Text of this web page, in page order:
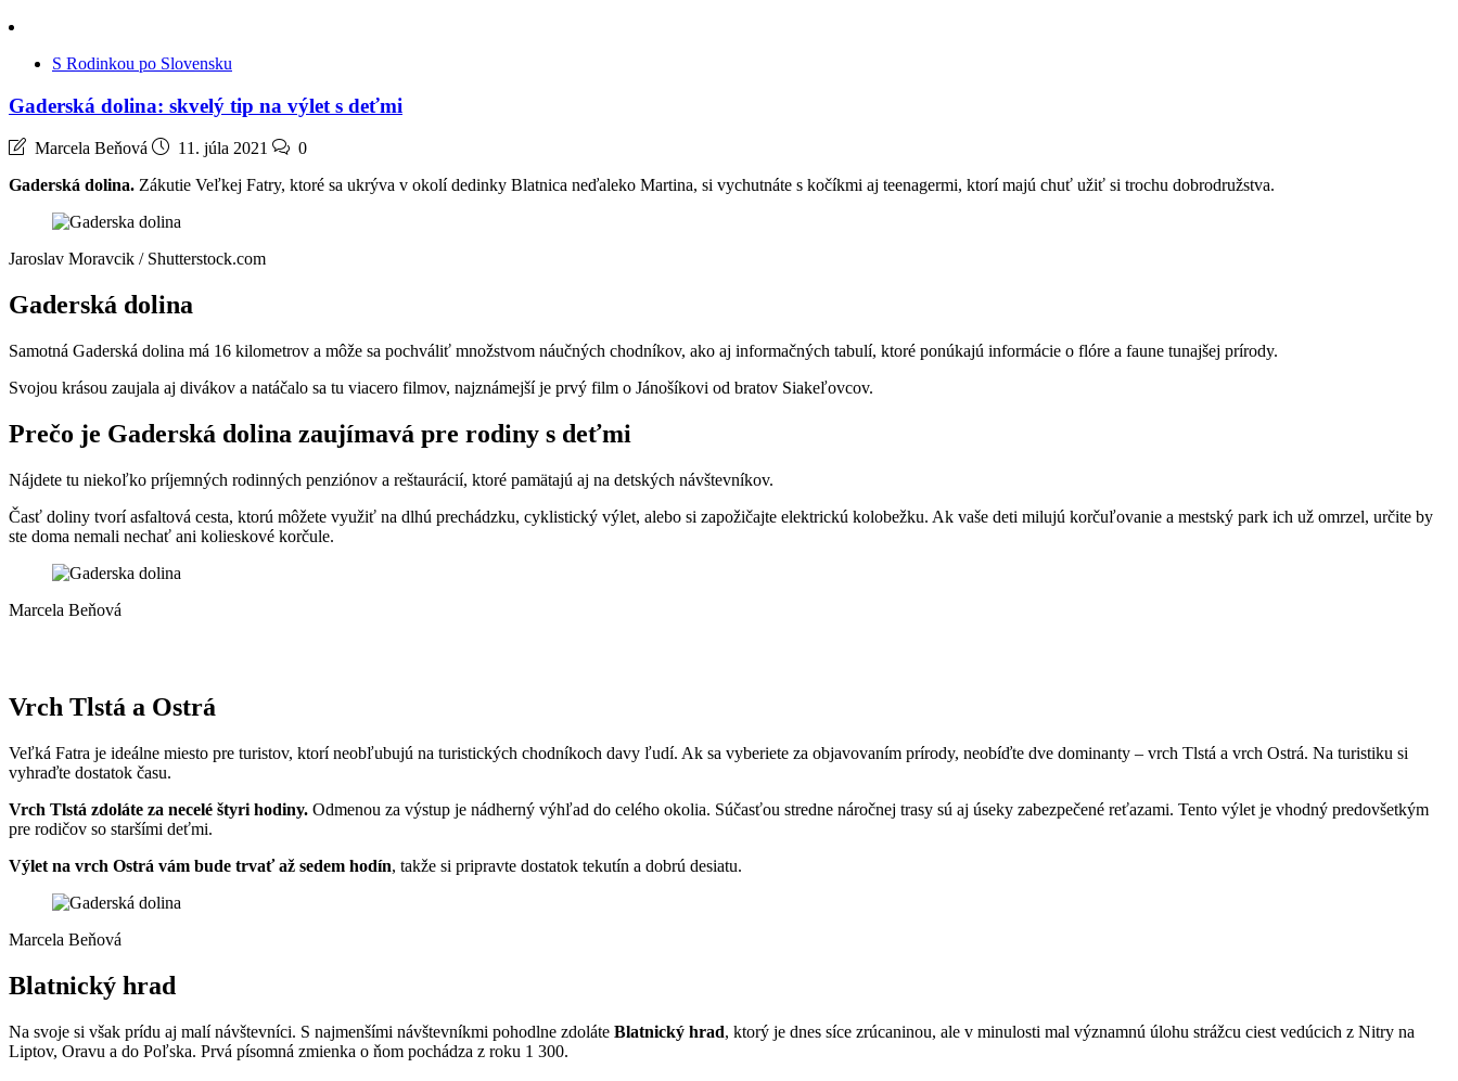
S Rodinkou po Slovensku
Gaderská dolina: skvelý tip na výlet s deťmi
Marcela Beňová 11. júla 2021
0
Gaderská dolina. Zákutie Veľkej Fatry, ktoré sa ukrýva v okolí dedinky Blatnica neďaleko Martina, si vychutnáte s kočíkmi aj teenagermi, ktorí majú chuť užiť si trochu dobrodružstva.
Jaroslav Moravcik / Shutterstock.com
Gaderská dolina
Samotná Gaderská dolina má 16 kilometrov a môže sa pochváliť množstvom náučných chodníkov, ako aj informačných tabulí, ktoré ponúkajú informácie o flóre a faune tunajšej prírody.
Svojou krásou zaujala aj divákov a natáčalo sa tu viacero filmov, najznámejší je prvý film o Jánošíkovi od bratov Siakeľovcov.
Prečo je Gaderská dolina zaujímavá pre rodiny s deťmi
Nájdete tu niekoľko príjemných rodinných penziónov a reštaurácií, ktoré pamätajú aj na detských návštevníkov.
Časť doliny tvorí asfaltová cesta, ktorú môžete využiť na dlhú prechádzku, cyklistický výlet, alebo si zapožičajte elektrickú kolobežku. Ak vaše deti milujú korčuľovanie a mestský park ich už omrzel, určite by
ste doma nemali nechať ani kolieskové korčule.
Marcela Beňová
Vrch Tlstá a Ostrá
Veľká Fatra je ideálne miesto pre turistov, ktorí neobľubujú na turistických chodníkoch davy ľudí. Ak sa vyberiete za objavovaním prírody, neobíďte dve dominanty – vrch Tlstá a vrch Ostrá. Na turistiku si
vyhraďte dostatok času.
Vrch Tlstá zdoláte za necelé štyri hodiny. Odmenou za výstup je nádherný výhľad do celého okolia. Súčasťou stredne náročnej trasy sú aj úseky zabezpečené reťazami. Tento výlet je vhodný predovšetkým
pre rodičov so staršími deťmi.
Výlet na vrch Ostrá vám bude trvať až sedem hodín, takže si pripravte dostatok tekutín a dobrú desiatu.
Marcela Beňová
Blatnický hrad
Na svoje si však prídu aj malí návštevníci. S najmenšími návštevníkmi pohodlne zdoláte Blatnický hrad, ktorý je dnes síce zrúcaninou, ale v minulosti mal významnú úlohu strážcu ciest vedúcich z Nitry na
Liptov, Oravu a do Poľska. Prvá písomná zmienka o ňom pochádza z roku 1 300.